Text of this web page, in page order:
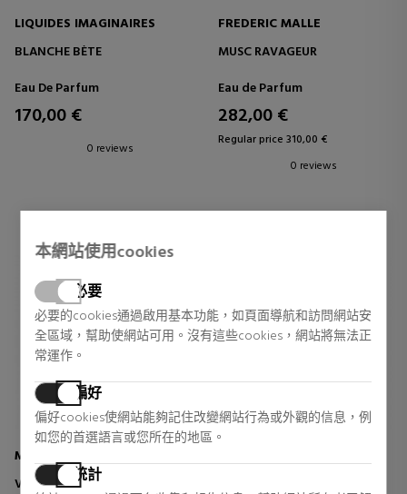
本網站使用cookies
必要
必要的cookies通過啟用基本功能，如頁面導航和訪問網站安
全區域，幫助使網站可用。沒有這些cookies，網站將無法正
常運作。
偏好
偏好cookies使網站能夠記住改變網站行為或外觀的信息，例
如您的首選語言或您所在的地區。
統計
LIQUIDES IMAGINAIRES
BLANCHE BÈTE
Eau De Parfum
170,00 €
0 reviews
FREDERIC MALLE
MUSC RAVAGEUR
Eau de Parfum
282,00 €
Regular price 310,00 €
0 reviews
MATIERE PREMIERE
VANILLA POWDER